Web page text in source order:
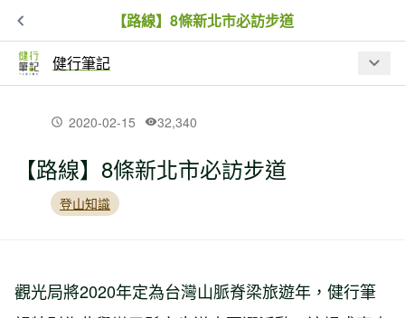
【路線】8條新北市必訪步道
健行筆記
最新文章
【入園資訊】因應巴威颱風來襲，林業
2020-02-15 32,340
【路線】8條新北市必訪步道
登山知識
觀光局將2020年定為台灣山脈脊梁旅遊年，健行筆